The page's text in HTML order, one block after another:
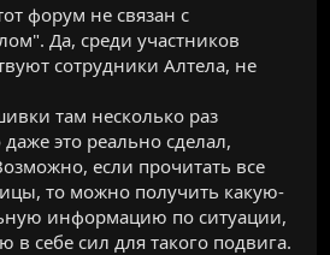
форум не связан с
Да, среди участников
сотрудники Алтела, не
там несколько раз
это реально сделал,
если прочитать все
то можно получить какую-
информацию по ситуации,
в себе сил для такого подвига.